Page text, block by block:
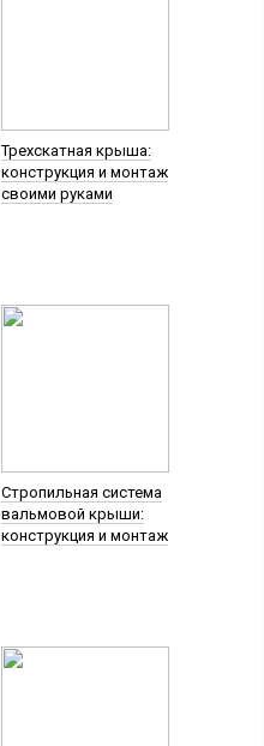
Трехскатная крыша:
конструкция и монтаж
своими руками
Стропильная система
вальмовой крыши:
конструкция и монтаж